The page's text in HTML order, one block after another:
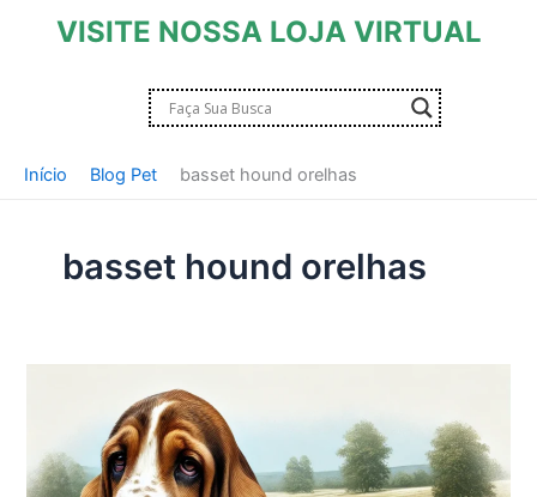
VISITE NOSSA LOJA VIRTUAL
Início Blog Pet basset hound orelhas
basset hound orelhas